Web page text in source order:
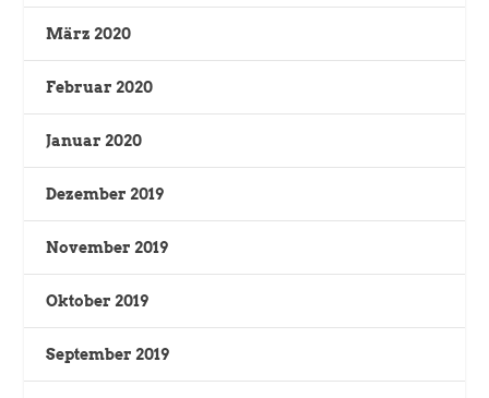
März 2020
Februar 2020
Januar 2020
Dezember 2019
November 2019
Oktober 2019
September 2019